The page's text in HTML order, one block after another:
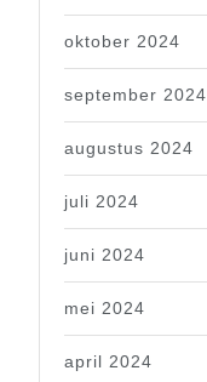
oktober 2024
september 2024
augustus 2024
juli 2024
juni 2024
mei 2024
april 2024